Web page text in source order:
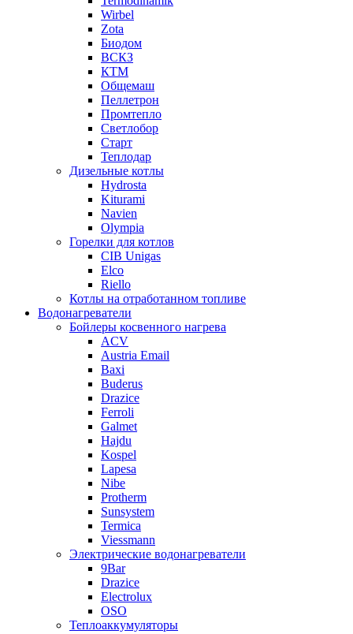
Wirbel
Zota
Биодом
ВСКЗ
КТМ
Общемаш
Пеллетрон
Промтепло
Светлобор
Старт
Теплодар
Дизельные котлы
Hydrosta
Kiturami
Navien
Olympia
Горелки для котлов
CIB Unigas
Elco
Riello
Котлы на отработанном топливе
Водонагреватели
Бойлеры косвенного нагрева
ACV
Austria Email
Baxi
Buderus
Drazice
Ferroli
Galmet
Hajdu
Kospel
Lapesa
Nibe
Protherm
Sunsystem
Termica
Viessmann
Электрические водонагреватели
9Bar
Drazice
Electrolux
OSO
Теплоаккумуляторы